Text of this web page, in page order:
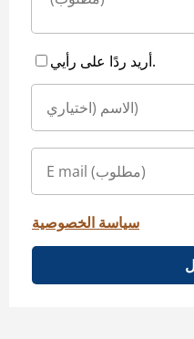
أريد ردًا على رأيي.
سياسة الخصوصية